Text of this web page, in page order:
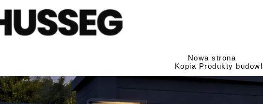
Nowa strona
Kopia Produkty